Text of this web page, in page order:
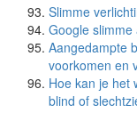
Slimme
Google slimme
Aangedampte
voorkomen en
Hoe kan je het
blind of